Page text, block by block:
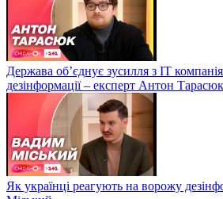
Держава об’єднує зусилля з ІТ
дезінформації – експерт Антон Тарасюк
Як українці реагують на ворожу